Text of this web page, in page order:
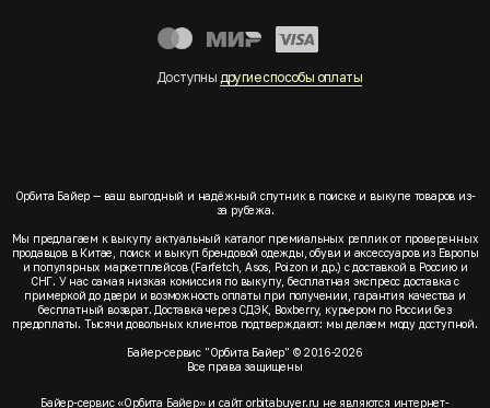
Доступны другие способы оплаты
Орбита Байер — ваш выгодный и надёжный спутник в поиске и выкупе товаров из-
за рубежа.
Мы предлагаем к выкупу актуальный каталог премиальных реплик от проверенных
продавцов в Китае, поиск и выкуп брендовой одежды, обуви и аксессуаров из Европы
и популярных маркетплейсов (Farfetch, Asos, Poizon и др.) с доставкой в Россию и
СНГ. У нас самая низкая комиссия по выкупу, бесплатная экспресс доставка с
примеркой до двери и возможность оплаты при получении, гарантия качества и
бесплатный возврат. Доставка через СДЭК, Boxberry, курьером по России без
предоплаты. Тысячи довольных клиентов подтверждают: мы делаем моду доступной.
Байер-сервис "Орбита Байер" © 2016-2026
Все права защищены
Байер-сервис «Орбита Байер» и сайт orbitabuyer.ru не являются интернет-